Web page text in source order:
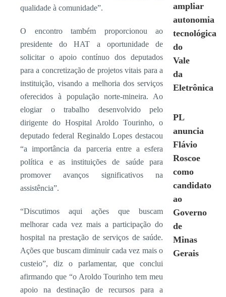
qualidade à comunidade”.
O encontro também proporcionou ao
presidente do HAT a oportunidade de
solicitar o apoio contínuo dos deputados
para a concretização de projetos vitais para a
instituição, visando a melhoria dos serviços
oferecidos à população norte-mineira. Ao
elogiar o trabalho desenvolvido pelo
dirigente do Hospital Aroldo Tourinho, o
deputado federal Reginaldo Lopes destacou
“a importância da parceria entre a esfera
política e as instituições de saúde para
promover avanços significativos na
assistência”.
“Discutimos aqui ações que buscam
melhorar cada vez mais a participação do
hospital na prestação de serviços de saúde.
Ações que buscam diminuir cada vez mais o
custeio”, diz o parlamentar, que conclui
afirmando que “o Aroldo Tourinho tem meu
apoio na destinação de recursos para a
ampliar
autonomia
tecnológica
do
Vale
da
Eletrônica
PL
anuncia
Flávio
Roscoe
como
candidato
ao
Governo
de
Minas
Gerais